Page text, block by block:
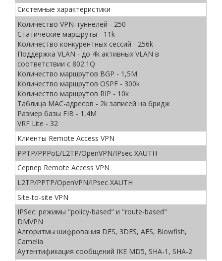
Системные характеристики
Количество VPN-туннелей - 250
Статические маршруты - 11k
Количество конкурентных сессий - 256k
Поддержка VLAN - до 4k активных VLAN в
соответствии с 802.1Q
Количество маршрутов BGP - 1,5M
Количество маршрутов OSPF - 300k
Количество маршрутов RIP - 10k
Таблица MAC-адресов - 2k записей на бридж
Размер базы FIB - 1,4M
VRF Lite - 32
Клиенты Remote Access VPN
PPTP/PPPoE/L2TP/OpenVPN/IPsec XAUTH
Сервер Remote Access VPN
L2TP/PPTP/OpenVPN/IPsec XAUTH
Site-to-site VPN
IPSec: режимы "policy-based" и "route-based"
DMVPN
Алгоритмы шифрования DES, 3DES, AES, Blowfish,
Camelia
Аутентификация сообщений IKE MD5, SHA-1, SHA-2